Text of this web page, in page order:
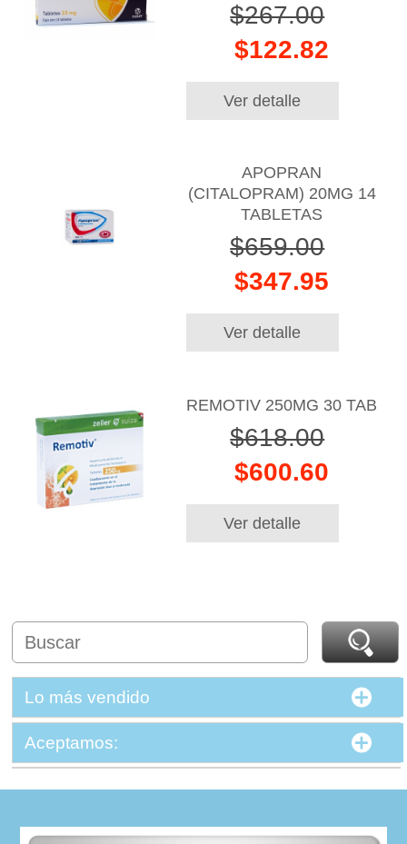
$267.00
$122.82
Ver detalle
APOPRAN
(CITALOPRAM) 20MG 14
TABLETAS
$659.00
$347.95
Ver detalle
REMOTIV 250MG 30 TAB
$618.00
$600.60
Ver detalle
Lo más vendido
Aceptamos: